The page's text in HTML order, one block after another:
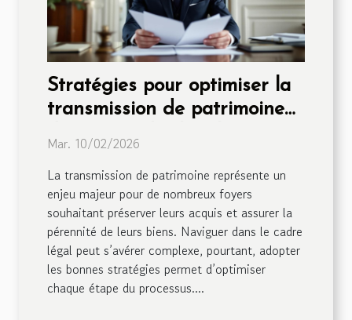
Stratégies pour optimiser la
transmission de patrimoine
Mar. 10/02/2026
La transmission de patrimoine représente un
enjeu majeur pour de nombreux foyers
souhaitant préserver leurs acquis et assurer la
pérennité de leurs biens. Naviguer dans le cadre
légal peut s’avérer complexe, pourtant, adopter
les bonnes stratégies permet d’optimiser
chaque étape du processus....